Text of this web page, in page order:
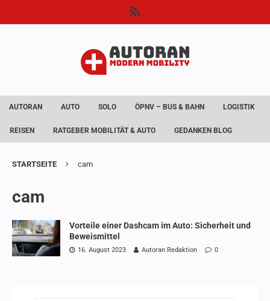
AUTORAN AUTO SOLO ÖPNV – BUS & BAHN LOGISTIK
REISEN RATGEBER MOBILITÄT & AUTO GEDANKEN BLOG
STARTSEITE cam
cam
Vorteile einer Dashcam im Auto: Sicherheit und
Beweismittel
16. August 2023 Autoran Redaktion 0